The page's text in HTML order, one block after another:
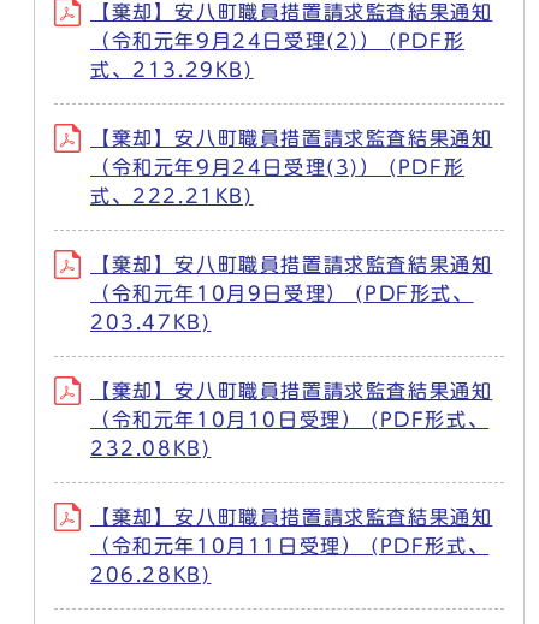
【棄却】安八町職員措置請求監査結果通知
（令和元年9月24日受理(2)） (PDF形
式、213.29KB)
【棄却】安八町職員措置請求監査結果通知
（令和元年9月24日受理(3)） (PDF形
式、222.21KB)
【棄却】安八町職員措置請求監査結果通知
（令和元年10月9日受理） (PDF形式、
203.47KB)
【棄却】安八町職員措置請求監査結果通知
（令和元年10月10日受理） (PDF形式、
232.08KB)
【棄却】安八町職員措置請求監査結果通知
（令和元年10月11日受理） (PDF形式、
206.28KB)